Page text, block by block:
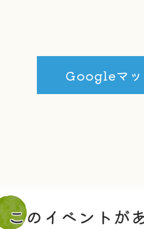
Googleマッ
このイベントが